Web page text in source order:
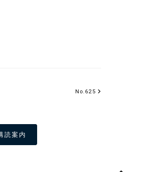
No.625
読案内